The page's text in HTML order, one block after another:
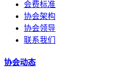
会费标准
协会架构
协会领导
联系我们
协会动态